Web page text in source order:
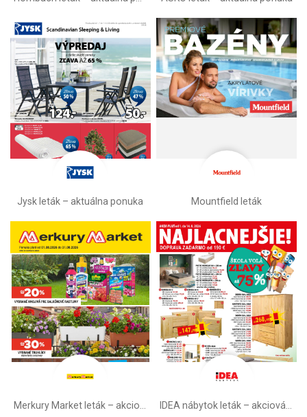
Jysk leták – aktuálna ponuka Mountfield leták